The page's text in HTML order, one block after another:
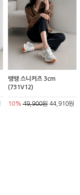
뱅뱅 스니커즈 3cm
(731V12)
10% 49,900원44,910원